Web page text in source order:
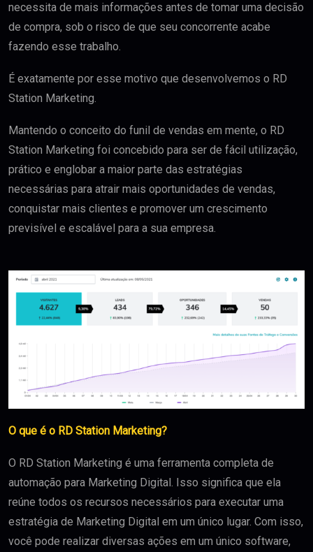
necessita de mais informações antes de tomar uma decisão
de compra, sob o risco de que seu concorrente acabe
fazendo esse trabalho.
É exatamente por esse motivo que desenvolvemos o RD
Station Marketing.
Mantendo o conceito do funil de vendas em mente, o RD
Station Marketing foi concebido para ser de fácil utilização,
prático e englobar a maior parte das estratégias
necessárias para atrair mais oportunidades de vendas,
conquistar mais clientes e promover um crescimento
previsível e escalável para a sua empresa.
O que é o RD Station Marketing?
O RD Station Marketing é uma ferramenta completa de
automação para Marketing Digital. Isso significa que ela
reúne todos os recursos necessários para executar uma
estratégia de Marketing Digital em um único lugar. Com isso,
você pode realizar diversas ações em um único software,